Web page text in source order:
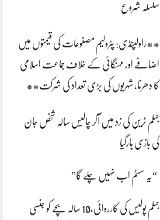
سلسلہ شروع
**راولپنڈی: پٹرولیم مصنوعات کی قیمتوں میں
اضافے اور مہنگائی کے خلاف جماعت اسلامی
کا دھرنا، شہریوں کی بڑی تعداد کی شرکت**
جہلم ٹرین کی زد میں آکر چالیس سالہ شخص جان
کی بازی ہارگیا
“یہ سسٹم اب نہیں چلے گا”
جہلم پولیس کی کارروائی،10 سالہ بچے کو جنسی